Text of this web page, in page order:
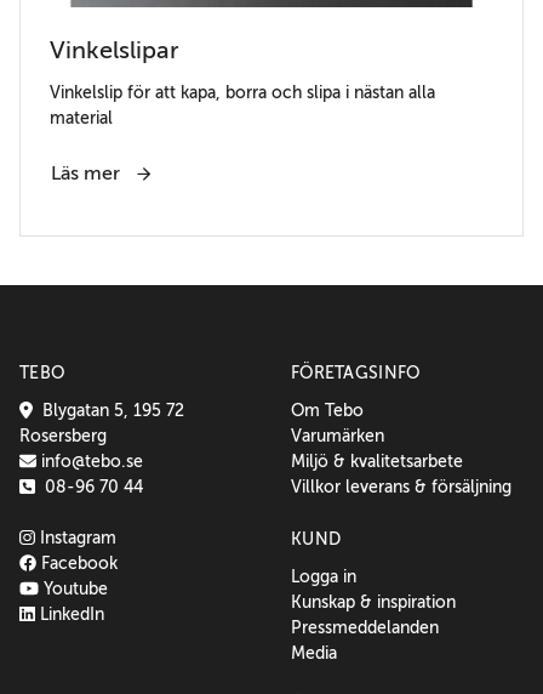
Vinkelslipar
Vinkelslip för att kapa, borra och slipa i nästan alla
material
Läs mer
TEBO
Blygatan 5, 195 72
Rosersberg
info@tebo.se
08-96 70 44
Instagram
Facebook
Youtube
LinkedIn
FÖRETAGSINFO
Om Tebo
Varumärken
Miljö & kvalitetsarbete
Villkor leverans & försäljning
KUND
Logga in
Kunskap & inspiration
Pressmeddelanden
Media